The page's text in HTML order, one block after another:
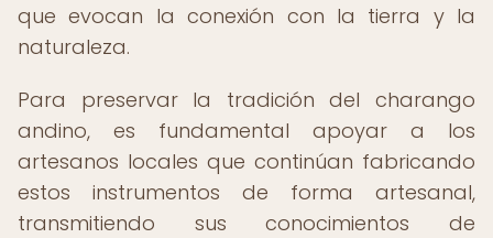
que evocan la conexión con la tierra y la
naturaleza.
Para preservar la tradición del charango
andino, es fundamental apoyar a los
artesanos locales que continúan fabricando
estos instrumentos de forma artesanal,
transmitiendo sus conocimientos de